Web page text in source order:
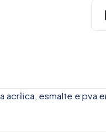
esmalte e pva